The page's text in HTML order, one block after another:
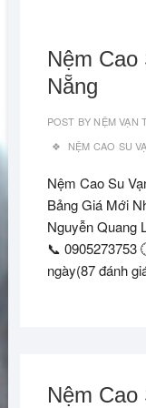
Nệm
Nẵng
POST BY NỆM VẠN
NỆM CAO SU
Nệm Cao Su
Bảng Giá Mới
Nguyễn Quang
📞 0905273753
ngày(87 đánh
Nệm